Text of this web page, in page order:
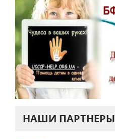
НАШИ ПАРТНЕРЫ